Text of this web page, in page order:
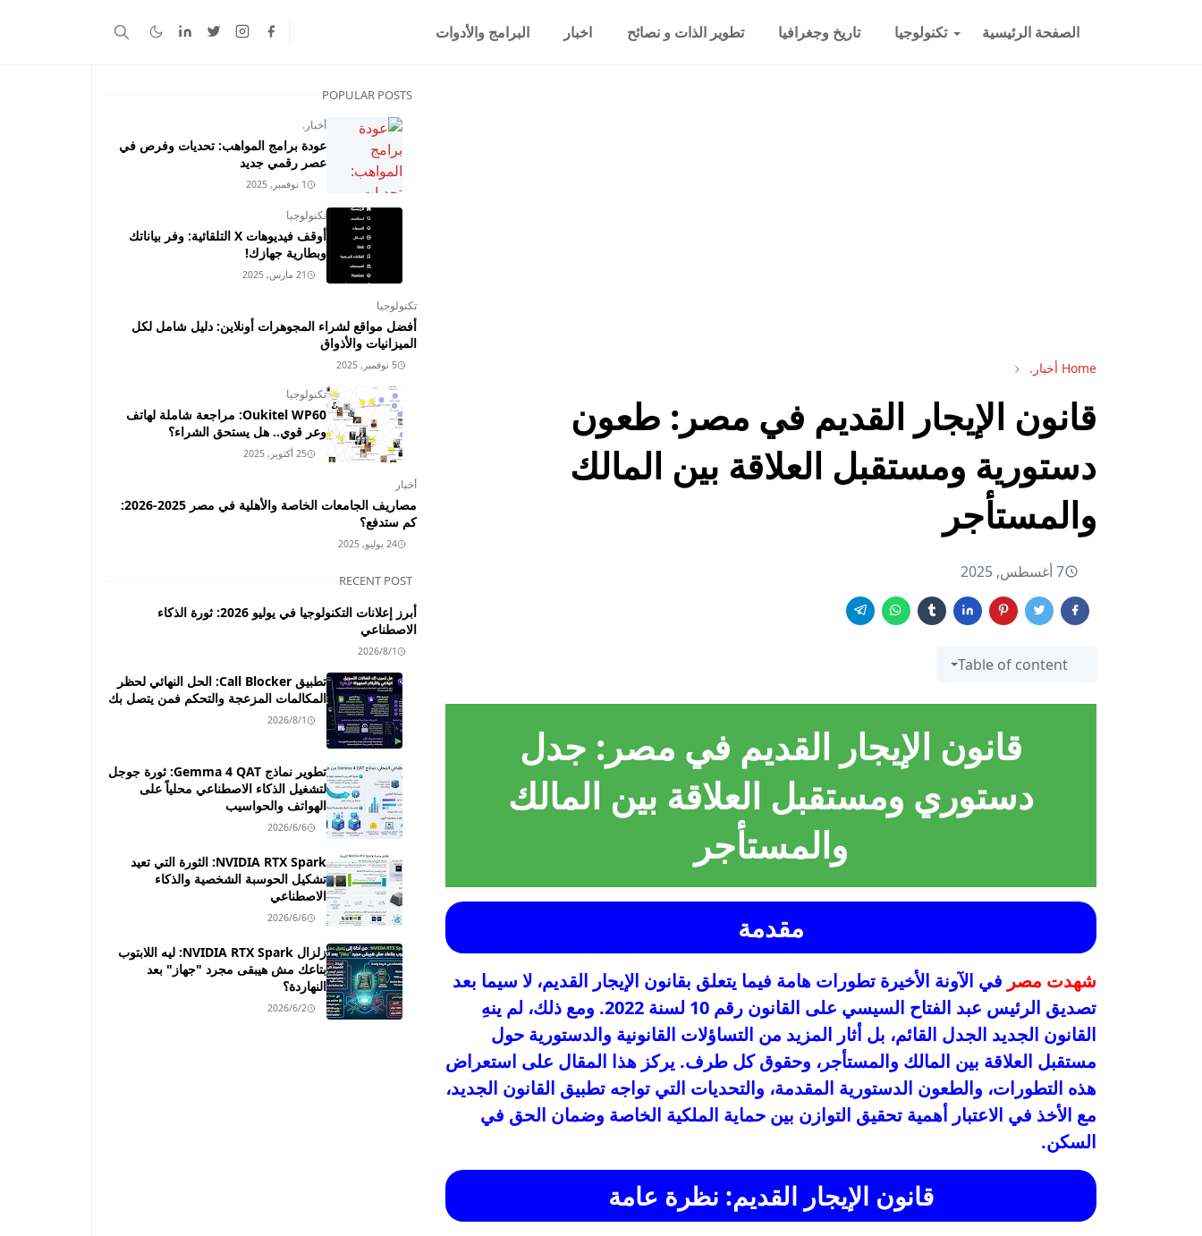
الصفحة الرئيسية تكنولوجيا تاريخ وجغرافيا تطوير الذات و نصائح اخبار البرامج والأدوات
Home أخبار.
قانون الإيجار القديم في مصر: طعون
دستورية ومستقبل العلاقة بين المالك
والمستأجر
7 أغسطس, 2025
Table of content
قانون الإيجار القديم في مصر: جدل
دستوري ومستقبل العلاقة بين المالك
والمستأجر
مقدمة
شهدت مصر في الآونة الأخيرة تطورات هامة فيما يتعلق بقانون الإيجار القديم، لا سيما بعد
تصديق الرئيس عبد الفتاح السيسي على القانون رقم 10 لسنة 2022. ومع ذلك، لم ينهِ
القانون الجديد الجدل القائم، بل أثار المزيد من التساؤلات القانونية والدستورية حول
مستقبل العلاقة بين المالك والمستأجر، وحقوق كل طرف. يركز هذا المقال على استعراض
هذه التطورات، والطعون الدستورية المقدمة، والتحديات التي تواجه تطبيق القانون الجديد،
مع الأخذ في الاعتبار أهمية تحقيق التوازن بين حماية الملكية الخاصة وضمان الحق في
السكن.
قانون الإيجار القديم: نظرة عامة
POPULAR POSTS
أخبار.
عودة برامج المواهب: تحديات وفرص في
عصر رقمي جديد
1 نوفمبر, 2025
تكنولوجيا
أوقف فيديوهات X التلقائية: وفر بياناتك
وبطارية جهازك!
21 مارس, 2025
تكنولوجيا
أفضل مواقع لشراء المجوهرات أونلاين: دليل شامل لكل
الميزانيات والأذواق
5 نوفمبر, 2025
تكنولوجيا
Oukitel WP60: مراجعة شاملة لهاتف
وعر قوي.. هل يستحق الشراء؟
25 أكتوبر, 2025
أخبار
مصاريف الجامعات الخاصة والأهلية في مصر 2025-2026:
كم ستدفع؟
24 يوليو, 2025
RECENT POST
أبرز إعلانات التكنولوجيا في يوليو 2026: ثورة الذكاء
الاصطناعي
2026/8/1
تطبيق Call Blocker: الحل النهائي لحظر
المكالمات المزعجة والتحكم فمن يتصل بك
2026/8/1
تطوير نماذج Gemma 4 QAT: ثورة جوجل
لتشغيل الذكاء الاصطناعي محلياً على
الهواتف والحواسيب
2026/6/6
NVIDIA RTX Spark: الثورة التي تعيد
تشكيل الحوسبة الشخصية والذكاء
الاصطناعي
2026/6/6
زلزال NVIDIA RTX Spark: ليه اللابتوب
بتاعك مش هيبقى مجرد "جهاز" بعد
النهاردة؟
2026/6/2